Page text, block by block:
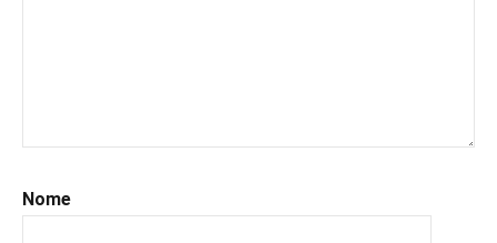
Nome